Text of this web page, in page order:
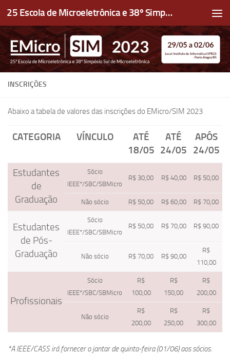
Skip to content 25 Escola de Microeletrônica e 38º Simpósio Sul de Microeletrônica
INSCRIÇÕES
Abaixo a tabela de valores das inscrições do EMicro/SIM 2023
CATEGORIA VÍNCULO
ATÉ
18/05
ATÉ
24/05
APÓS
24/05
Estudantes
de
Graduação
Sócio
IEEE*/SBC/SBMicro
R$ 30,00 R$ 40,00 R$ 50,00
Não sócio R$ 50,00 R$ 60,00 R$ 70,00
Estudantes
de Pós-
Graduação
Sócio
IEEE*/SBC/SBMicro
R$ 50,00 R$ 70,00 R$ 90,00
Não sócio R$ 70,00 R$ 90,00
R$
110,00
Profissionais
Sócio
IEEE*/SBC/SBMicro
R$
100,00
R$
150,00
R$
200,00
Não sócio
R$
200,00
R$
250,00
R$
300,00
*A IEEE/CASS irá fornecer o jantar de quinta-feira (01/06) aos sócios.